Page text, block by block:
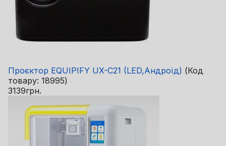
Проєктор EQUIPIFY UX-C21 (LED,Андроїд) (Код
товару: 18995)
3139грн.